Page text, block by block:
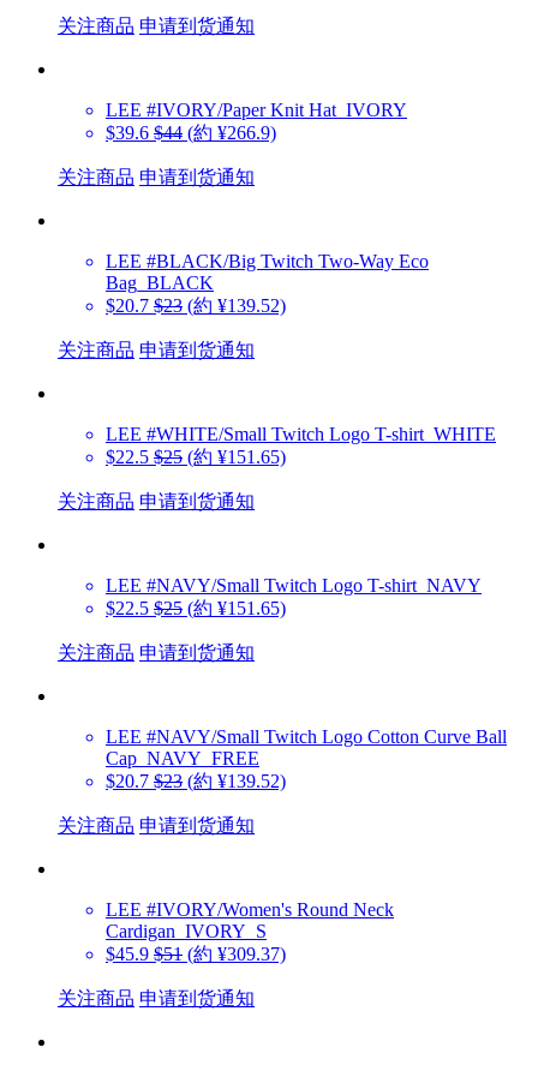
关注商品 申请到货通知
LEE #IVORY/Paper Knit Hat_IVORY
$39.6 $44 (約 ¥266.9)
关注商品 申请到货通知
LEE #BLACK/Big Twitch Two-Way Eco
Bag_BLACK
$20.7 $23 (約 ¥139.52)
关注商品 申请到货通知
LEE #WHITE/Small Twitch Logo T-shirt_WHITE
$22.5 $25 (約 ¥151.65)
关注商品 申请到货通知
LEE #NAVY/Small Twitch Logo T-shirt_NAVY
$22.5 $25 (約 ¥151.65)
关注商品 申请到货通知
LEE #NAVY/Small Twitch Logo Cotton Curve Ball
Cap_NAVY_FREE
$20.7 $23 (約 ¥139.52)
关注商品 申请到货通知
LEE #IVORY/Women's Round Neck
Cardigan_IVORY_S
$45.9 $51 (約 ¥309.37)
关注商品 申请到货通知